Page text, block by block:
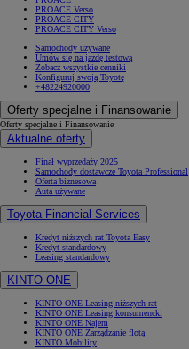
PROACE Verso
PROACE CITY
PROACE CITY Verso
Samochody używane
Umów się na jazdę testową
Zobacz wszystkie cenniki
Konfiguruj swoją Toyotę
+48224920000
Oferty specjalne i Finansowanie
Oferty specjalne i Finansowanie
Aktualne oferty
Finał wyprzedaży 2025
Samochody dostawcze Toyota Professional
Oferta biznesowa
Auta używane
Toyota Financial Services
Kredyt niższych rat Toyota Easy
Kredyt standardowy
Leasing standardowy
KINTO ONE
KINTO ONE Leasing niższych rat
KINTO ONE Leasing konsumencki
KINTO ONE Najem
KINTO ONE Zarządzanie flotą
KINTO Mobility